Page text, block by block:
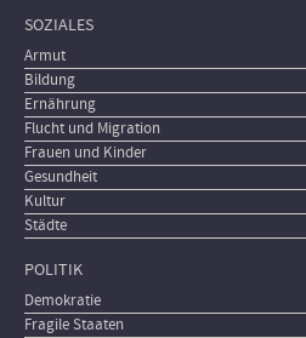
SOZIALES
Armut
Bildung
Ernährung
Flucht und Migration
Frauen und Kinder
Gesundheit
Kultur
Städte
POLITIK
Demokratie
Fragile Staaten